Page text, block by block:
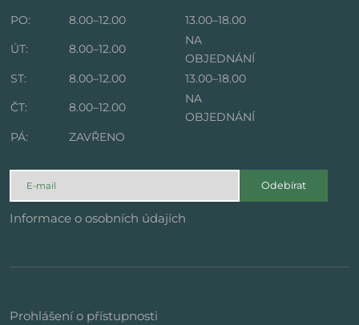
PO: 8.00–12.00
13.00–18.00
ÚT:
8.00–12.00
NA
OBJEDNÁNÍ
ST:
8.00–12.00
13.00–18.00
ČT:
8.00–12.00
NA
OBJEDNÁNÍ
PÁ:
ZAVŘENO
Odebírat
Informace o osobních údajích
Prohlášení o přístupnosti